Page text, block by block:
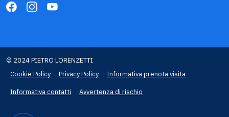
© 2024 PIETRO LORENZETTI
Cookie Policy
Privacy Policy Informativa prenota visita
Informativa contatti Avvertenza di rischio